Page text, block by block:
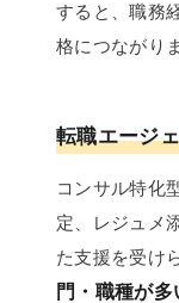
すると、職務
格につながり
転職エージ
コンサル特化
定、レジュメ
た支援を受け
門・職種が